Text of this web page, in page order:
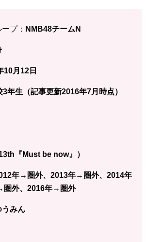
プ： NMB48チームN
10月12 日
3年生（記事更新2016年7月時点）
『Must be now』）
年→圏外、2013年→圏外、2014年
外、2016年→圏外
うみん